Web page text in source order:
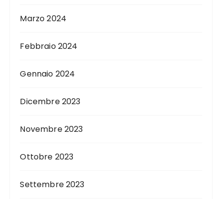
Marzo 2024
Febbraio 2024
Gennaio 2024
Dicembre 2023
Novembre 2023
Ottobre 2023
Settembre 2023